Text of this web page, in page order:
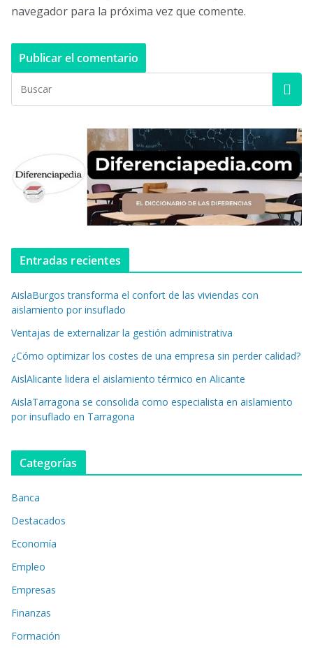
navegador para la próxima vez que comente.
Entradas recientes
AislaBurgos transforma el confort de las viviendas con
aislamiento por insuflado
Ventajas de externalizar la gestión administrativa
¿Cómo optimizar los costes de una empresa sin perder calidad?
AislAlicante lidera el aislamiento térmico en Alicante
AislaTarragona se consolida como especialista en aislamiento
por insuflado en Tarragona
Categorías
Banca
Destacados
Economía
Empleo
Empresas
Finanzas
Formación